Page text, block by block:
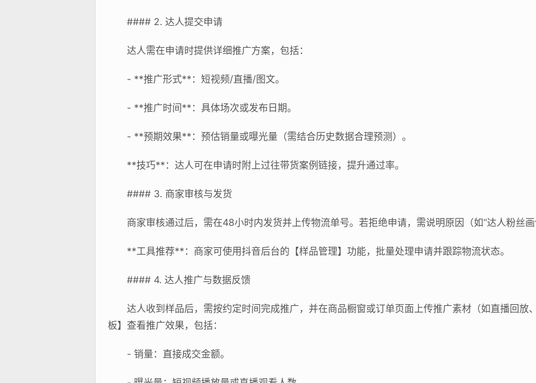
#### 2. 达人提交申请
达人需在申请时提供详细推广方案，包括：
- **推广形式**：短视频/直播/图文。
- **推广时间**：具体场次或发布日期。
- **预期效果**：预估销量或曝光量（需结合历史数据合理预测）。
**技巧**：达人可在申请时附上过往带货案例链接，提升通过率。
#### 3. 商家审核与发货
商家审核通过后，需在48小时内发货并上传物流单号。若拒绝申请，需说明原因（如“达人粉丝画
**工具推荐**：商家可使用抖音后台的【样品管理】功能，批量处理申请并跟踪物流状态。
#### 4. 达人推广与数据反馈
达人收到样品后，需按约定时间完成推广，并在商品橱窗或订单页面上传推广素材（如直播回放
板】查看推广效果，包括：
- 销量：直接成交金额。